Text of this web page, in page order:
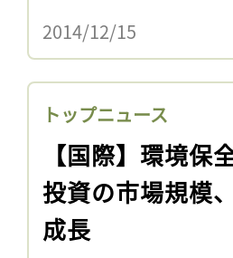
2014/12/15
トップニュース
【国際】環境保
投資の市場規模
成長